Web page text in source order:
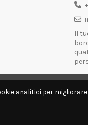
Il
analitici per